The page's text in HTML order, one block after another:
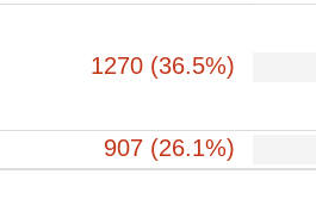
1270 (36.5%)
907 (26.1%)